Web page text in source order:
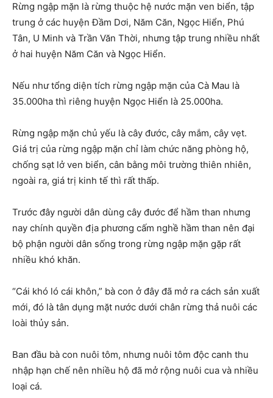
Rừng ngập mặn là rừng thuộc hệ nước mặn ven biển, tập
trung ở các huyện Đầm Dơi, Năm Căn, Ngọc Hiển, Phú
Tân, U Minh và Trần Văn Thời, nhưng tập trung nhiều nhất
ở hai huyện Năm Căn và Ngọc Hiển.
Nếu như tổng diện tích rừng ngập mặn của Cà Mau là
35.000ha thì riêng huyện Ngọc Hiển là 25.000ha.
Rừng ngập mặn chủ yếu là cây đước, cây mắm, cây vẹt.
Giá trị của rừng ngập mặn chỉ làm chức năng phòng hộ,
chống sạt lở ven biển, cân bằng môi trường thiên nhiên,
ngoài ra, giá trị kinh tế thì rất thấp.
Trước đây người dân dùng cây đước để hầm than nhưng
nay chính quyền địa phương cấm nghề hầm than nên đại
bộ phận người dân sống trong rừng ngập mặn gặp rất
nhiều khó khăn.
“Cái khó ló cái khôn,” bà con ở đây đã mở ra cách sản xuất
mới, đó là tân dụng mặt nước dưới chân rừng thả nuôi các
loài thủy sản.
Ban đầu bà con nuôi tôm, nhưng nuôi tôm độc canh thu
nhập hạn chế nên nhiều hộ đã mở rộng nuôi cua và nhiều
loại cá.